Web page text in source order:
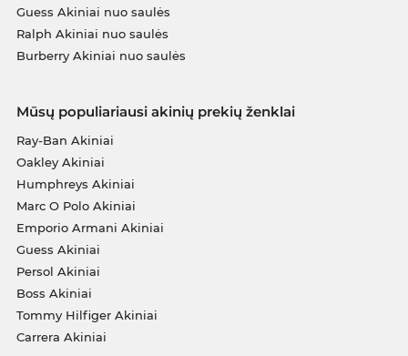
Guess Akiniai nuo saulės
Ralph Akiniai nuo saulės
Burberry Akiniai nuo saulės
Mūsų populiariausi akinių prekių ženklai
Ray-Ban Akiniai
Oakley Akiniai
Humphreys Akiniai
Marc O Polo Akiniai
Emporio Armani Akiniai
Guess Akiniai
Persol Akiniai
Boss Akiniai
Tommy Hilfiger Akiniai
Carrera Akiniai